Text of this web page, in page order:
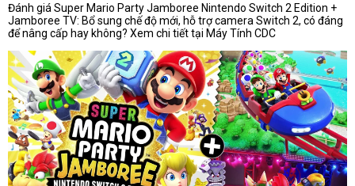
Đánh giá Super Mario Party Jamboree Nintendo Switch 2 Edition +
Jamboree TV: Bổ sung chế độ mới, hỗ trợ camera Switch 2, có đáng
để nâng cấp hay không? Xem chi tiết tại Máy Tính CDC